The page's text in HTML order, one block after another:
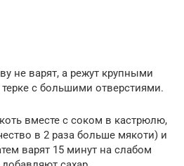
не варят, а режут крупными
с большими отверстиями.
вместе с соком в кастрюлю,
в 2 раза больше мякоти) и
варят 15 минут на слабом